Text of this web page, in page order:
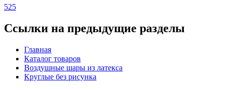
525
Ссылки на предыдущие разделы
Главная
Каталог товаров
Воздушные шары из латекса
Круглые без рисунка